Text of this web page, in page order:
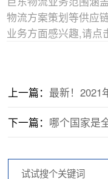
物流方案策划等供应
业务方面感兴趣,请点
上一篇：最新！2021
下一篇： 哪个国家是